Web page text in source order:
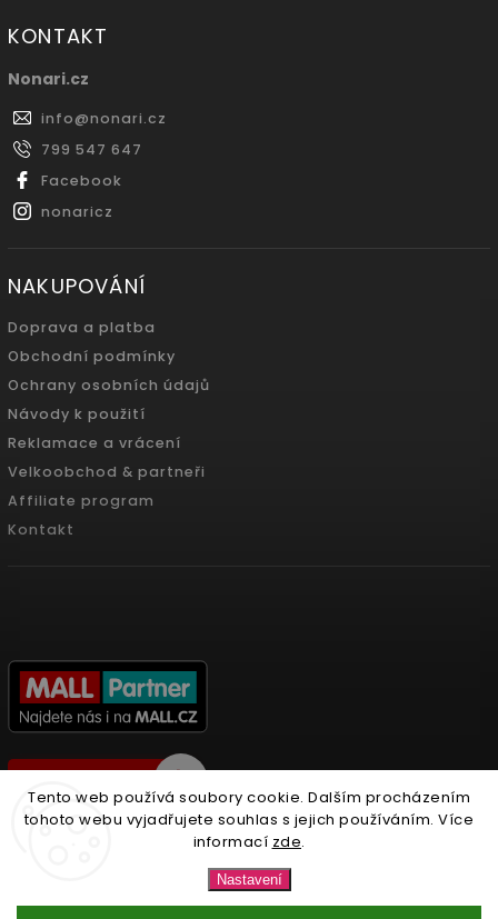
Tento web používá soubory cookie. Dalším procházením
tohoto webu vyjadřujete souhlas s jejich používáním. Více
informací zde.
Nastavení
KONTAKT
Nonari.cz
info@nonari.cz
799 547 647
Facebook
nonaricz
NAKUPOVÁNÍ
Doprava a platba
Obchodní podmínky
Ochrany osobních údajů
Návody k použití
Reklamace a vrácení
Velkoobchod & partneři
Affiliate program
Kontakt
Nonari.cz. Všechna práva vyhrazena.
Upravit nastavení cookies